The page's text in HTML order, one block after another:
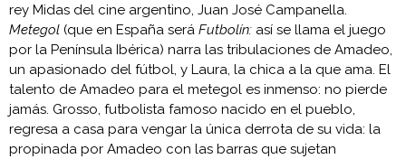
rey Midas del cine argentino, Juan José Campanella.
Metegol (que en España será Futbolín: así se llama el juego
por la Península Ibérica) narra las tribulaciones de Amadeo,
un apasionado del fútbol, y Laura, la chica a la que ama. El
talento de Amadeo para el metegol es inmenso: no pierde
jamás. Grosso, futbolista famoso nacido en el pueblo,
regresa a casa para vengar la única derrota de su vida: la
propinada por Amadeo con las barras que sujetan